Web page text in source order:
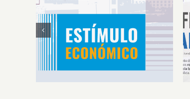
Estímulos Económicos para
Deportistas de Alto
Rendimiento IS2026